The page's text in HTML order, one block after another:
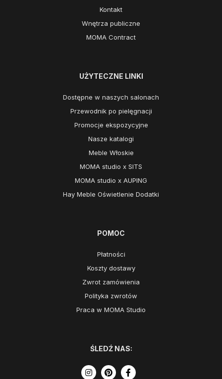
Kontakt
Wnętrza publiczne
MOMA Contract
UŻYTECZNE LINKI
Dostępne w naszych salonach
Przewodnik po pielęgnacji
Promocje ekspozycyjne
Nasze katalogi
Meble Włoskie
MOMA studio x SITS
MOMA studio x AUPING
Hay Meble Oświetlenie Dodatki
POMOC
Płatności
Koszty dostawy
Zwrot zamówienia
Polityka zwrotów
Praca w MOMA Studio
ŚLEDŹ NAS: